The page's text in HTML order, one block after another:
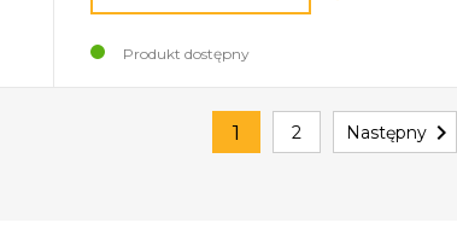
Produkt dostępny
1 2 Następny